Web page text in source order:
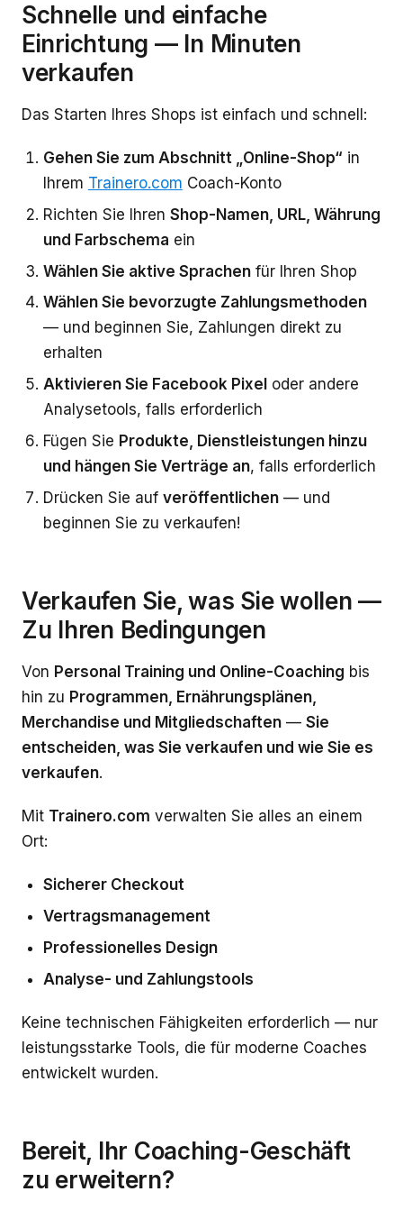
Schnelle und einfache
Einrichtung — In Minuten
verkaufen
Das Starten Ihres Shops ist einfach und schnell:
Gehen Sie zum Abschnitt „Online-Shop“ in
Ihrem Trainero.com Coach-Konto
Richten Sie Ihren Shop-Namen, URL, Währung
und Farbschema ein
Wählen Sie aktive Sprachenfür Ihren Shop
Wählen Sie bevorzugte Zahlungsmethoden
— und beginnen Sie, Zahlungen direkt zu
erhalten
Aktivieren Sie Facebook Pixel oder andere
Analysetools, falls erforderlich
Fügen Sie Produkte, Dienstleistungen hinzu
und hängen Sie Verträge an, falls erforderlich
Drücken Sie auf veröffentlichen— und
beginnen Sie zu verkaufen!
Verkaufen Sie, was Sie wollen —
Zu Ihren Bedingungen
Von Personal Training und Online-Coaching bis
hin zu Programmen, Ernährungsplänen,
Merchandise und Mitgliedschaften — Sie
entscheiden, was Sie verkaufen und wie Sie es
verkaufen.
Mit Trainero.com verwalten Sie alles an einem
Ort:
Sicherer Checkout
Vertragsmanagement
Professionelles Design
Analyse- und Zahlungstools
Keine technischen Fähigkeiten erforderlich — nur
leistungsstarke Tools, die für moderne Coaches
entwickelt wurden.
Bereit, Ihr Coaching-Geschäft
zu erweitern?